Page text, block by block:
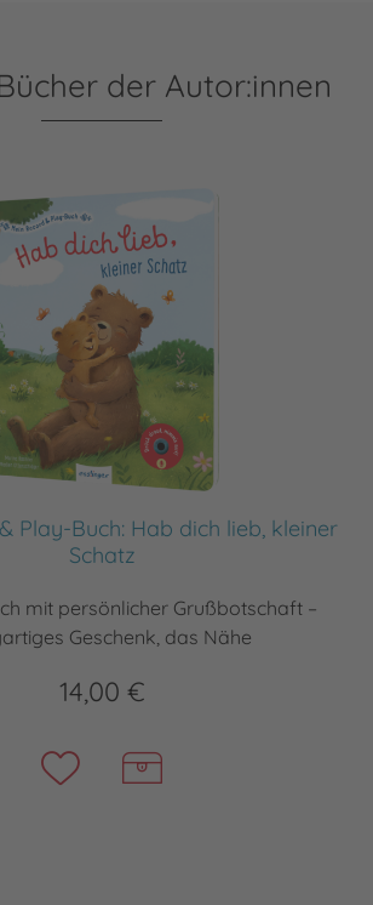
der Autor:innen
Play-Buch: Hab dich lieb, kleiner
Schatz
mit persönlicher Grußbotschaft –
Geschenk, das Nähe
14,00 €